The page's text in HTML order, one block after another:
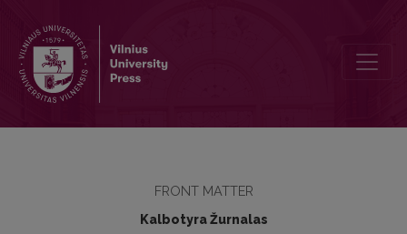
FRONT MATTER
Kalbotyra Žurnalas